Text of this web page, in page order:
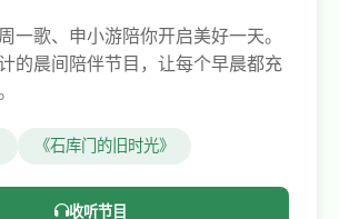
一歌、申小游陪你开启美好一天。
的晨间陪伴节目，让每个早晨都充
《石库门的旧时光》
收听节目